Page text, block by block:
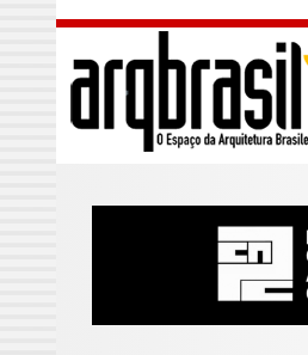
Skip to main content